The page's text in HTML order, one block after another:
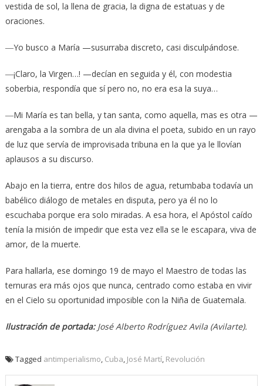
vestida de sol, la llena de gracia, la digna de estatuas y de
oraciones.
―Yo busco a María —susurraba discreto, casi disculpándose.
―¡Claro, la Virgen…! —decían en seguida y él, con modestia
soberbia, respondía que sí pero no, no era esa la suya…
―Mi María es tan bella, y tan santa, como aquella, mas es otra —
arengaba a la sombra de un ala divina el poeta, subido en un rayo
de luz que servía de improvisada tribuna en la que ya le llovían
aplausos a su discurso.
Abajo en la tierra, entre dos hilos de agua, retumbaba todavía un
babélico diálogo de metales en disputa, pero ya él no lo
escuchaba porque era solo miradas. A esa hora, el Apóstol caído
tenía la misión de impedir que esta vez ella se le escapara, viva de
amor, de la muerte.
Para hallarla, ese domingo 19 de mayo el Maestro de todas las
ternuras era más ojos que nunca, centrado como estaba en vivir
en el Cielo su oportunidad imposible con la Niña de Guatemala.
Ilustración de portada:José Alberto Rodríguez Avila (Avilarte).
Tagged antimperialismo, Cuba, José Martí, Revolución